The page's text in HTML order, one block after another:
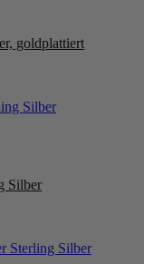
goldplattiert
Silber